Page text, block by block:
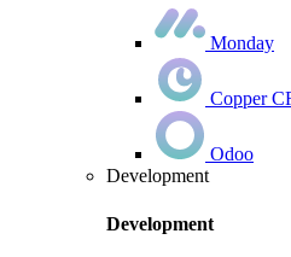
Monday
Copper
Odoo
Development
Development